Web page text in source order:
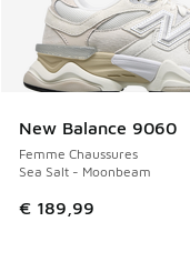
New Balance 9060
Femme Chaussures
Sea Salt - Moonbeam
€ 189,99